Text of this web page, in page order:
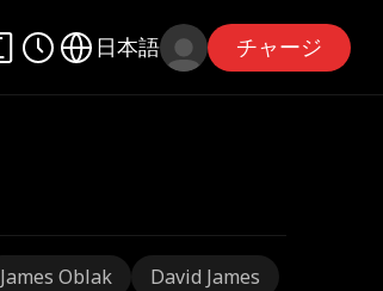
日本語 チャージ
James Oblak
David James